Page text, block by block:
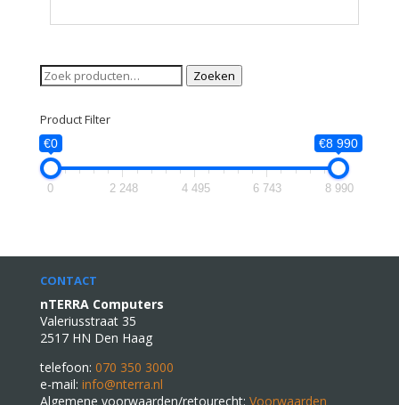
Zoeken
naar:
Zoeken
Product Filter
€0 €8 990
0 2 248 4 495 6 743 8 990
CONTACT
nTERRA Computers
Valeriusstraat 35
2517 HN Den Haag
telefoon: 070 350 3000
e-mail: info@nterra.nl
Algemene voorwaarden/retourecht: Voorwaarden